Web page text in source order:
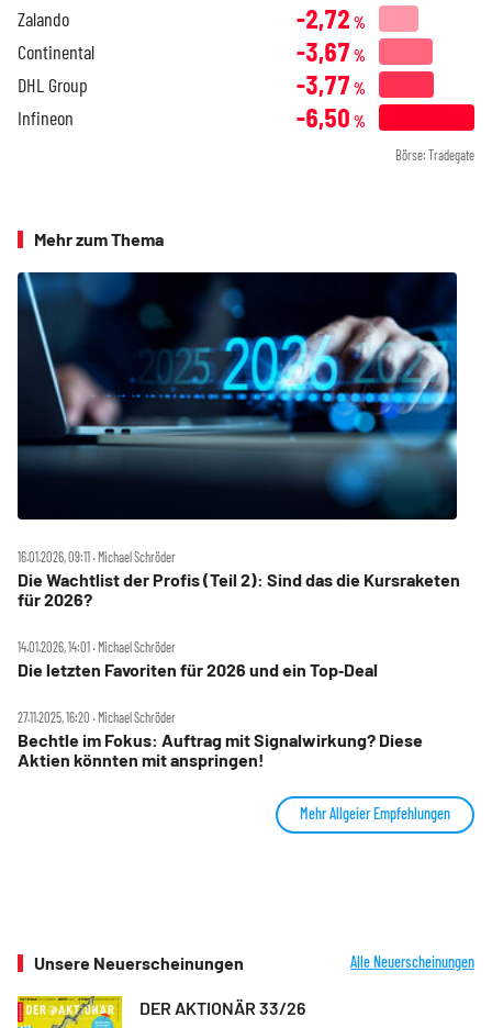
Zalando -2,72 %
Continental -3,67 %
DHL Group -3,77 %
Infineon -6,50 %
Börse: Tradegate
Mehr zum Thema
16.01.2026, 09:11 ‧ Michael Schröder
Die Wachtlist der Profis (Teil 2): Sind das die Kursraketen
für 2026?
14.01.2026, 14:01 ‧ Michael Schröder
Die letzten Favoriten für 2026 und ein Top‑Deal
27.11.2025, 16:20 ‧ Michael Schröder
Bechtle im Fokus: Auftrag mit Signalwirkung? Diese
Aktien könnten mit anspringen!
Mehr Allgeier Empfehlungen
Unsere Neuerscheinungen Alle Neuerscheinungen
DER AKTIONÄR 33/26